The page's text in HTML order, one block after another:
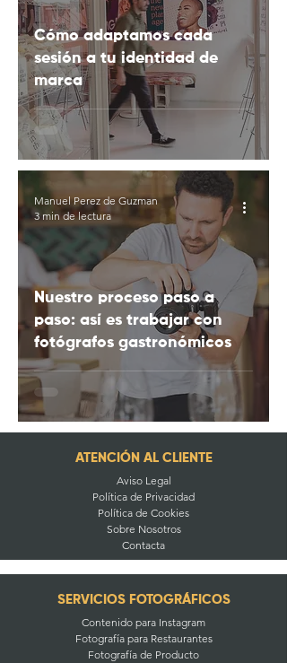
Cómo adaptamos cada
sesión a tu identidad de
marca
Nuestro proceso paso a
paso: así es trabajar con
fotógrafos gastronómicos
Manuel Perez de Guzman
3 min de lectura
ATENCIÓN AL CLIENTE
Aviso Legal
Política de Privacidad
Política de Cookies
Sobre Nosotros
Contacta
SERVICIOS FOTOGRÁFICOS
Contenido para Instagram
Fotografía para Restaurantes
Fotografía de Producto